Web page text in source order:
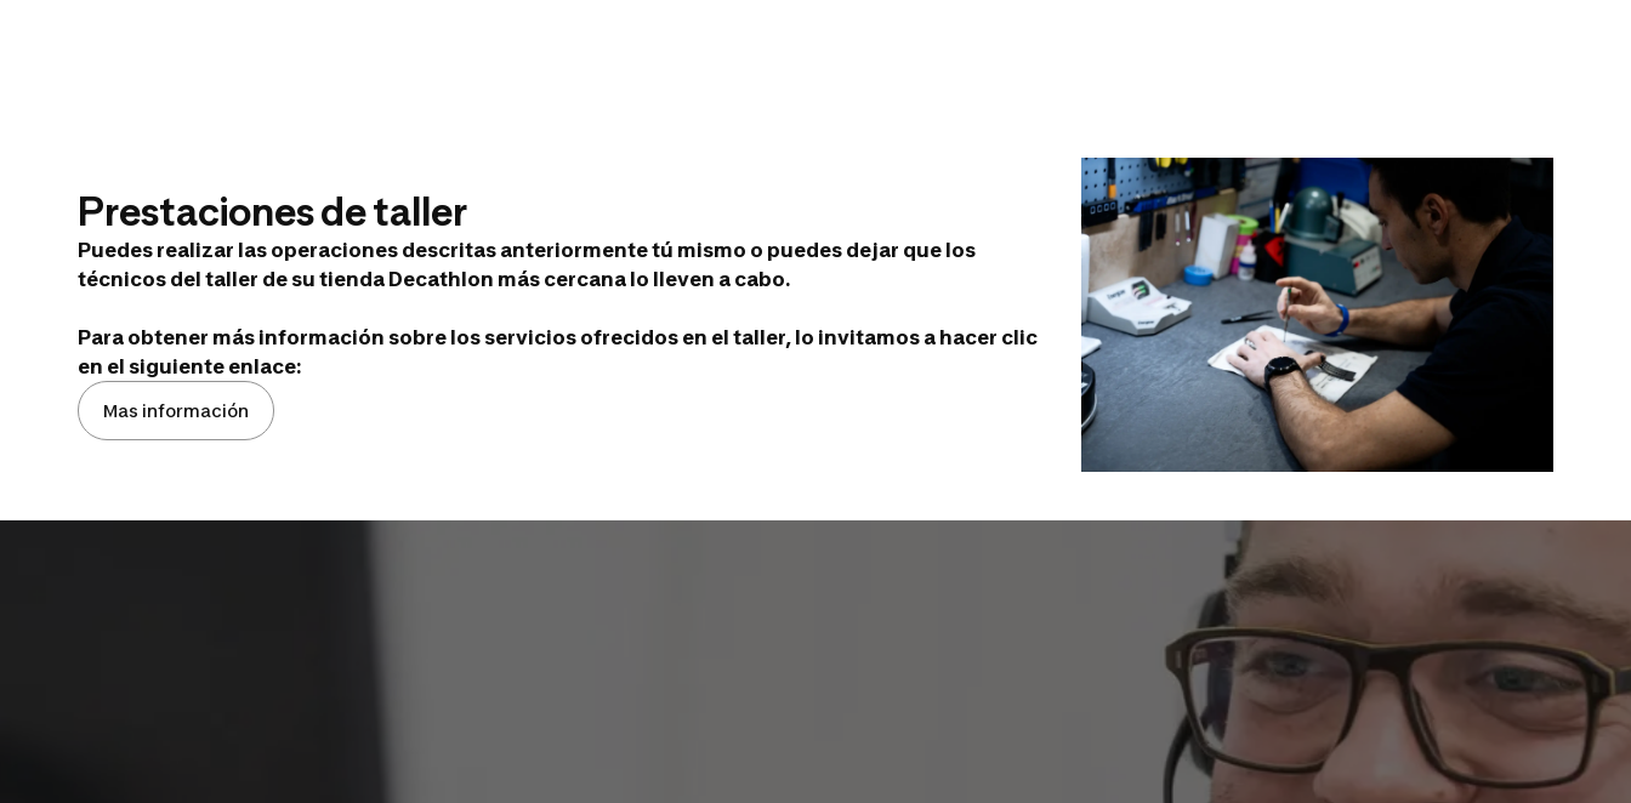
Prestaciones de taller
Puedes realizar las operaciones descritas anteriormente tú mismo o puedes dejar que los
técnicos del taller de su tienda Decathlon más cercana lo lleven a cabo.
Para obtener más información sobre los servicios ofrecidos en el taller, lo invitamos a hacer clic
en el siguiente enlace:
Mas información